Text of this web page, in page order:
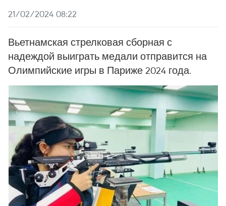
21/02/2024 08:22
Вьетнамская стрелковая сборная с
надеждой выиграть медали отправится на
Олимпийские игры в Париже 2024 года.